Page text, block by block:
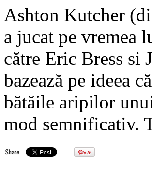
Ashton Kutcher
a jucat pe vremea
către Eric Bress si
bazează pe ideea
bătăile aripilor
mod semnificativ.